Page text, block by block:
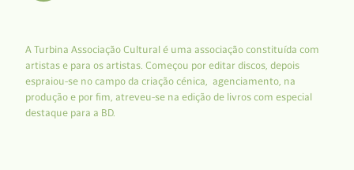
A Turbina Associação Cultural é uma associação constituída com
artistas e para os artistas. Começou por editar discos, depois
espraiou-se no campo da criação cénica, agenciamento, na
produção e por fim, atreveu-se na edição de livros com especial
destaque para a BD.